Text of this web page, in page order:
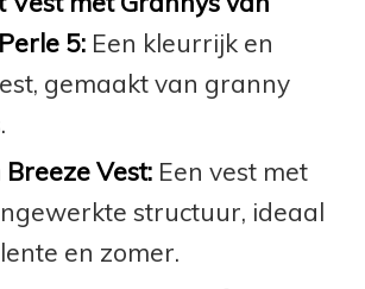
5:Een kleurrijk en
gemaakt van granny
Vest:Een vest met
structuur, ideaal
en zomer.